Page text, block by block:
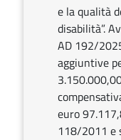
e la qualità
disabilità”.
AD 192/
aggiuntive
euro
118/2011 e